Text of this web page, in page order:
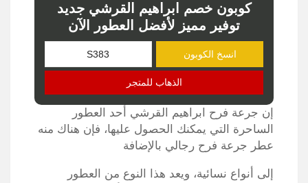
كوبون خصم ابراهيم القرشي جديد
توفير مميز لأفضل العطور الآن
انسخ الكوبون
الذهاب للمتجر
إن جرعة فرح ابراهيم القرشي أحد العطور
الساحرة التي يمكنك الحصول عليها، فإن هناك منه
عطر جرعة فرح رجالي بالإضافة
إلى أنواع نسائية، ويعد هذا النوع من العطور